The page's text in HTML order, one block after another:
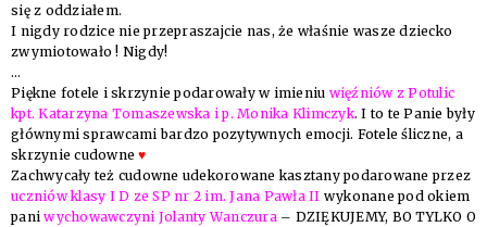
się z oddziałem.
I nigdy rodzice nie przepraszajcie nas, że właśnie wasze dziecko
zwymiotowało ! Nigdy!
…
Piękne fotele i skrzynie podarowały w imieniu więźniów z Potulic
kpt. Katarzyna Tomaszewska i p. Monika Klimczyk.I to te Panie były
głównymi sprawcami bardzo pozytywnych emocji. Fotele śliczne, a
skrzynie cudowne ♥
Zachwycały też cudowne udekorowane kasztany podarowane przez
uczniów klasy I D ze SP nr 2 im. Jana Pawła II wykonane pod okiem
paniwychowawczyni Jolanty Wanczura– DZIĘKUJEMY, BO TYLKO O